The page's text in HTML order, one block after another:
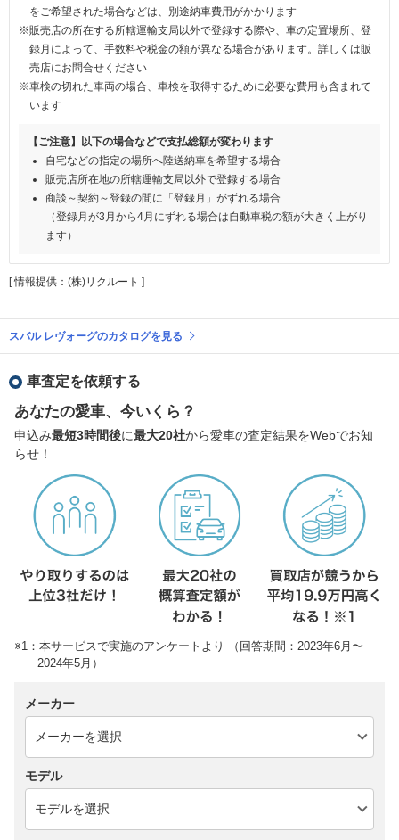
をご希望された場合などは、別途納車費用がかかります
※販売店の所在する所轄運輸支局以外で登録する際や、車の定置場所、登
録月によって、手数料や税金の額が異なる場合があります。詳しくは販
売店にお問合せください
※車検の切れた車両の場合、車検を取得するために必要な費用も含まれて
います
【ご注意】以下の場合などで支払総額が変わります
自宅などの指定の場所へ陸送納車を希望する場合
販売店所在地の所轄運輸支局以外で登録する場合
商談～契約～登録の間に「登録月」がずれる場合
（登録月が3月から4月にずれる場合は自動車税の額が大きく上がり
ます）
[ 情報提供：(株)リクルート ]
スバル レヴォーグのカタログを見る
車査定を依頼する
あなたの愛車、今いくら？
申込み最短3時間後に最大20社から愛車の査定結果をWebでお知
らせ！
※1：本サービスで実施のアンケートより （回答期間：2023年6月〜
2024年5月）
メーカー
モデル